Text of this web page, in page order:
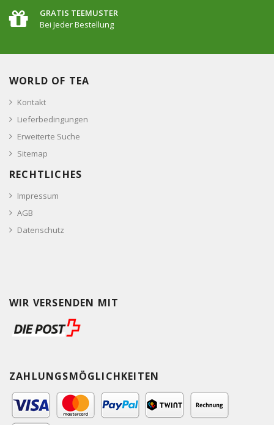
GRATIS TEEMUSTER
Bei Jeder Bestellung
WORLD OF TEA
Kontakt
Lieferbedingungen
Erweiterte Suche
Sitemap
RECHTLICHES
Impressum
AGB
Datenschutz
WIR VERSENDEN MIT
ZAHLUNGSMÖGLICHKEITEN